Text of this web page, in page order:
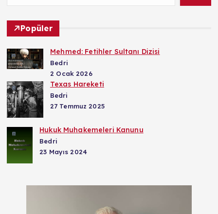
Popüler
Mehmed: Fetihler Sultanı Dizisi
Bedri
2 Ocak 2026
Texas Hareketi
Bedri
27 Temmuz 2025
Hukuk Muhakemeleri Kanunu
Bedri
23 Mayıs 2024